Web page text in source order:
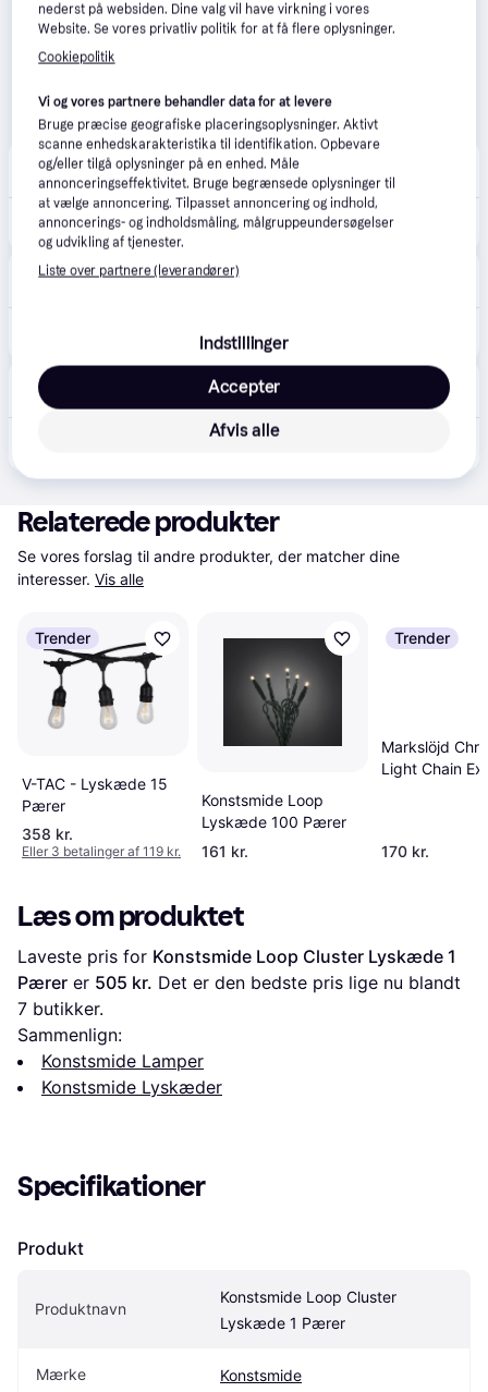
Greenline.dk 4.7(31)
39 kr. fragt,1-2 dage
Konstsmide Cluster udendørs lyskæde, 960 ravfarvede lys, 7,2 meter 569 kr.
BilligVVS 4.6(55)
Relaterede produkter
Se vores forslag til andre produkter, der matcher dine
interesser. Vis alle
Trender
V-TAC - Lyskæde 15
Pærer
358 kr.
Eller 3 betalinger af 119 kr.
Konstsmide Loop
Lyskæde 100 Pærer
161 kr.
Trender
Markslöjd
Light Chain
170 kr.
Læs om produktet
Laveste pris for Konstsmide Loop Cluster Lyskæde 1
Pærer er 505 kr.
7 butikker.
Sammenlign:
Konstsmide Lamper
Konstsmide Lyskæder
Specifikationer
Produkt
Produktnavn
Konstsmide Loop Cluster
Lyskæde 1 Pærer
Mærke Konstsmide
nederst på websiden. Dine valg vil have virkning i vores
Website. Se vores privatliv politik for at få flere oplysninger.
Cookiepolitik
Vi og vores partnere behandler data for at levere
Bruge præcise geografiske placeringsoplysninger. Aktivt
scanne enhedskarakteristika til identifikation. Opbevare
og/eller tilgå oplysninger på en enhed. Måle
annonceringseffektivitet. Bruge begrænsede oplysninger til
at vælge annoncering. Tilpasset annoncering og indhold,
annoncerings- og indholdsmåling, målgruppeundersøgelser
og udvikling af tjenester.
Liste over partnere (leverandører)
Indstillinger
Afvis alle
Accepter